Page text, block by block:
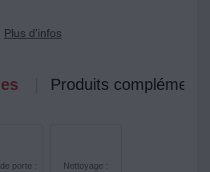
Plus d'infos
Produits
porte :
Nettoyage :